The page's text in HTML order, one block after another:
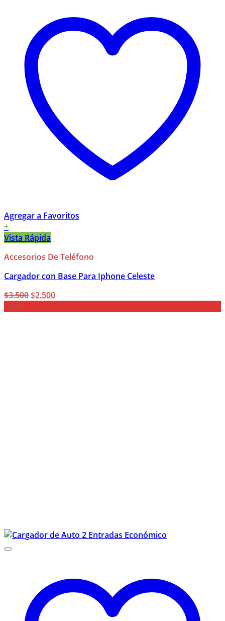
Agregar a Favoritos
+
Vista Rápida
Accesorios De Teléfono
Cargador con Base Para Iphone Celeste
$3.500El
$2.500El